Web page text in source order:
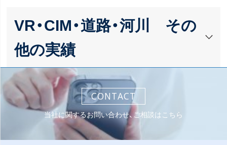
VR・CIM・道路・河川 その
他の実績
CONTACT
当社に関するお問い合わせ、ご相談はこちら